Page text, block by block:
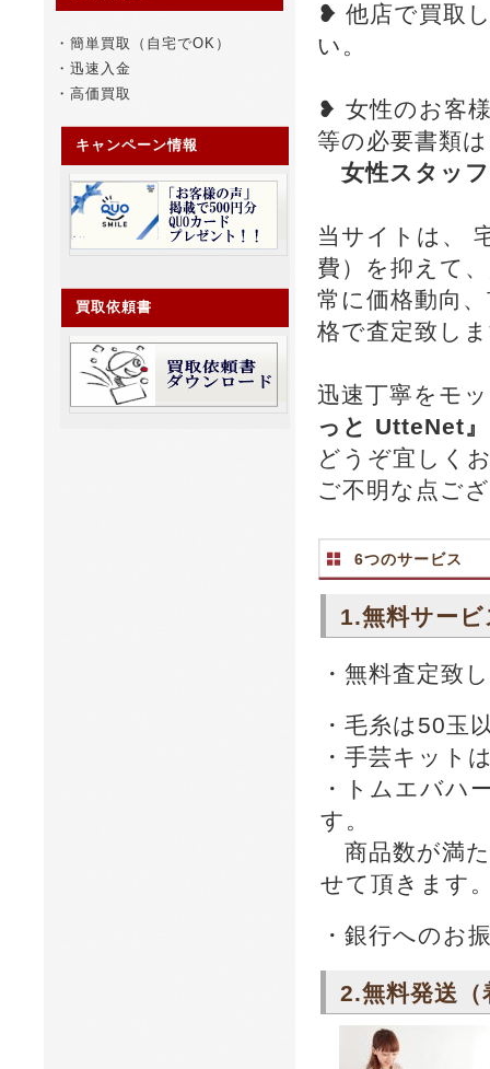
❥ 他店で買取
い。
❥ 女性のお客
等の必要書類
女性スタッ
当サイトは、
費）を抑えて、
常に価格動向
格で査定致し
迅速丁寧をモ
っと UtteNet』
どうぞ宜しく
ご不明な点ご
6つのサービス
1.無料サービ
・無料査定致
・毛糸は50玉
・手芸キット
・トムエバハ
す。
商品数が満
せて頂きます
・銀行へのお
2.無料発送（
・簡単買取（自宅でOK）
・迅速入金
・高価買取
キャンペーン情報
買取依頼書